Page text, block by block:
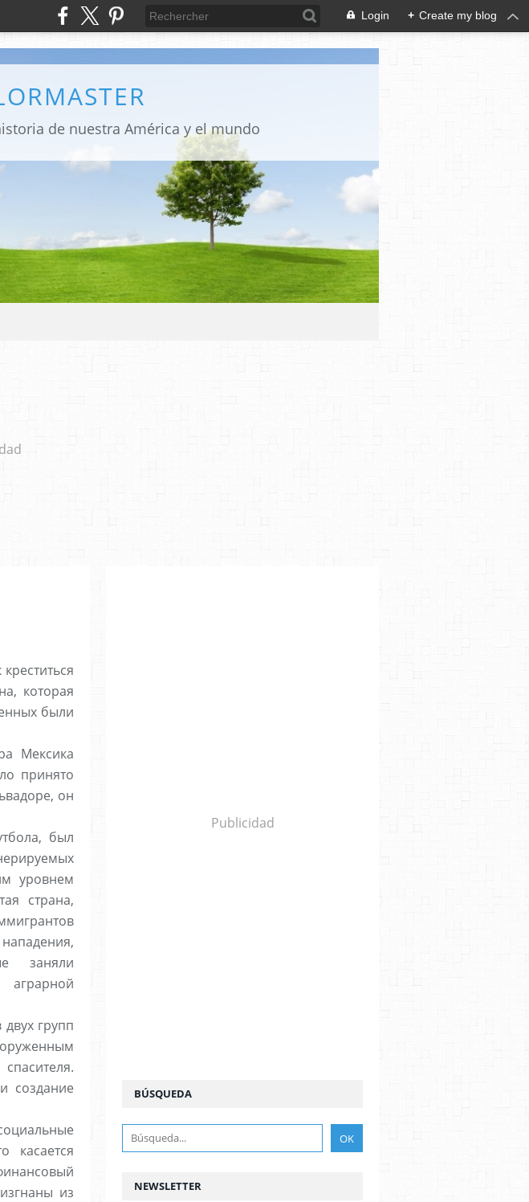
Login + Create my blog
de nuestra América y el mundo
которая
были
Мексика
принято
он
был
уровнем
страна,
заняли
аграрной
групп
создание
касается
из
Publicidad
NEWSLETTER
BÚSQUEDA